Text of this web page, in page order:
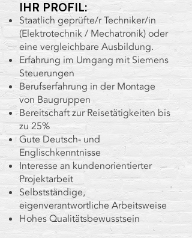
IHR PROFIL:
Staatlich geprüfte/r Techniker/in
(Elektrotechnik / Mechatronik) oder
eine vergleichbare Ausbildung.
Erfahrung im Umgang mit Siemens
Steuerungen
Berufserfahrung in der Montage
von Baugruppen
Bereitschaft zur Reisetätigkeiten bis
zu 25%
Gute Deutsch- und
Englischkenntnisse
Interesse an kundenorientierter
Projektarbeit
Selbstständige,
eigenverantwortliche Arbeitsweise
Hohes Qualitätsbewusstsein